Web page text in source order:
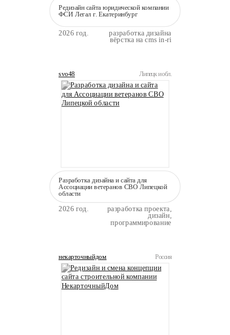
Редизайн сайта юридической компании
ФСИ Легал г. Екатеринбург
2026 год. разработка дизайна
вёрстка на cms in-ri
svo48 Липецк и обл.
Разработка дизайна и сайта для
Ассоциации ветеранов СВО Липецкой
области
2026 год. разработка проекта,
дизайн,
программирование
некарточныйдом Россия